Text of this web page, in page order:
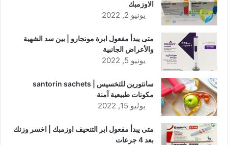
الاوزمبك
يونيو 2, 2022
متى يبدأ مفعول ابرة مونجارو | بين سد الشهية
والأعراض الجانبية
يونيو 5, 2022
سانتورين للتخسيس | santorin sachets
مكونات طبيعية آمنة
يوليو 15, 2022
متى يبدأ مفعول ابر التنحيف اوزمبك | اخسر وزنك
بعد 4 جرعات